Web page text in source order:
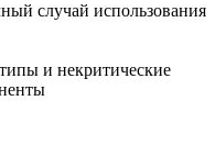
случай использования
и некритические